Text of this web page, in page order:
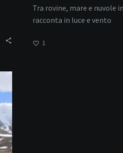
Tra rovine, mare e nuvole
racconta in luce e vento
1